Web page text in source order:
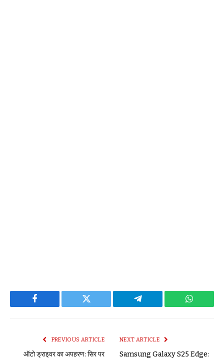
Facebook Twitter Telegram
PREVIOUS ARTICLE
ऑटो ड्राइवर का अपहरण: सिर पर
NEXT ARTICLE
Samsung Galaxy S25 Edge: